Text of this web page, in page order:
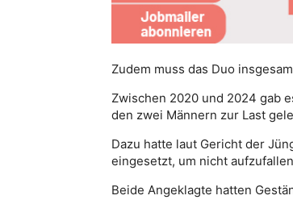
Zudem muss das Duo
Zwischen 2020 und 2024 gab
den zwei Männern zur Last
Dazu hatte laut Gericht der
eingesetzt, um nicht
Beide Angeklagte hatten